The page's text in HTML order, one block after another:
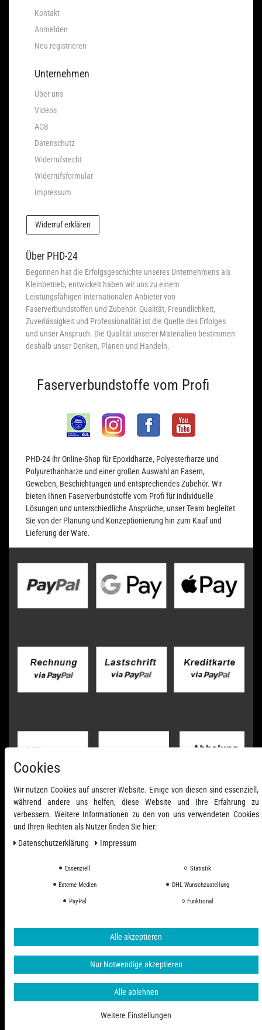
Kontakt
Anmelden
Neu registrieren
Unternehmen
Über uns
Videos
AGB
Datenschutz
Widerrufsrecht
Widerrufsformular
Impressum
Widerruf erklären
Über PHD-24
Begonnen hat die Erfolgsgeschichte unseres Unternehmens als
Kleinbetrieb, entwickelt haben wir uns zu einem
Leistungsfähigen internationalen Anbieter von
Faserverbundstoffen und Zubehör. Qualität, Freundlichkeit,
Zuverlässigkeit und Professionalität ist die Quelle des Erfolges
und unser Anspruch. Die Qualität unserer Materialien bestimmen
deshalb unser Denken, Planen und Handeln.
Faserverbundstoffe vom Profi
PHD-24 ihr Online-Shop für Epoxidharze, Polyesterharze und
Polyurethanharze und einer großen Auswahl an Fasern,
Geweben, Beschichtungen und entsprechendes Zubehör. Wir
bieten Ihnen Faserverbundstoffe vom Profi für individuelle
Lösungen und unterschiedliche Ansprüche, unser Team begleitet
Sie von der Planung und Konzeptionierung hin zum Kauf und
Lieferung der Ware.
Alle Preise inkl. ges. MwSt. zzgl. Versandkosten
© 2006 - 2026 PHD-24 / Alle Rechte vorbehalten.
Cookies
Wir nutzen Cookies auf unserer Website. Einige von diesen sind essenziell,
während andere uns helfen, diese Website und Ihre Erfahrung zu
verbessern. Weitere Informationen zu den von uns verwendeten Cookies
und Ihren Rechten als Nutzer finden Sie hier:
Daten­schutz­erklärung
Impressum
Essenziell Statistik
Externe Medien DHL Wunschzustellung
PayPal Funktional
Alle akzeptieren
Nur Notwendige akzeptieren
Alle ablehnen
Weitere Einstellungen